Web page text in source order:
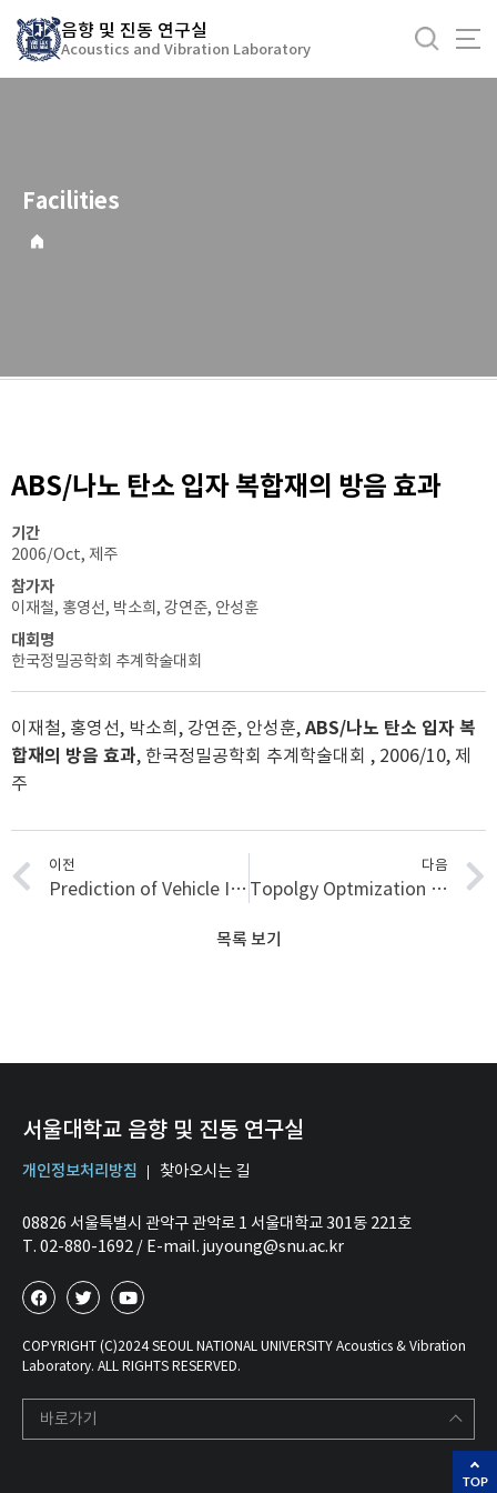
음향 및 진동 연구실
Acoustics and Vibration Laboratory
Facilities
ABS/나노 탄소 입자 복합재의 방음 효과
기간
2006/Oct, 제주
참가자
이재철, 홍영선, 박소희, 강연준, 안성훈
대회명
한국정밀공학회 추계학술대회
이재철, 홍영선, 박소희, 강연준, 안성훈, ABS/나노 탄소 입자 복
합재의 방음 효과, 한국정밀공학회 추계학술대회 , 2006/10, 제
주
이전
Prediction of Vehicle Interior Noise using FRF Based Substructuring and Transfer Path Analysis
다음
Topolgy Optmization of Poroelastic Acoustic Foams for Absorption Coefficient Maximization
목록 보기
TOP
서울대학교 음향 및 진동 연구실
개인정보처리방침 찾아오시는 길
08826 서울특별시 관악구 관악로 1 서울대학교 301동 221호
T. 02-880-1692 / E-mail. juyoung@snu.ac.kr
COPYRIGHT (C)2024 SEOUL NATIONAL UNIVERSITY Acoustics & Vibration
Laboratory. ALL RIGHTS RESERVED.
바로가기